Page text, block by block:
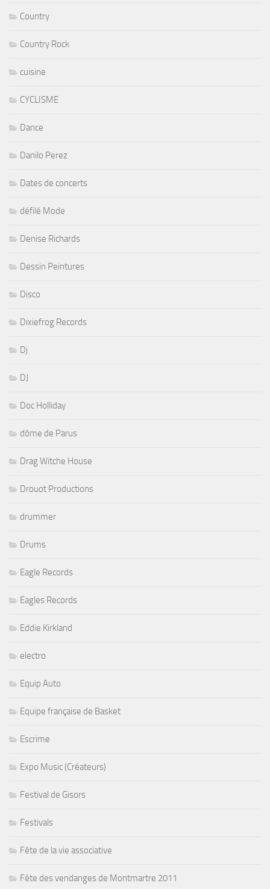
Country
Country Rock
cuisine
CYCLISME
Dance
Danilo Perez
Dates de concerts
défilé Mode
Denise Richards
Dessin Peintures
Disco
Dixiefrog Records
Dj
DJ
Doc Holliday
dôme de Parus
Drag Witche House
Drouot Productions
drummer
Drums
Eagle Records
Eagles Records
Eddie Kirkland
electro
Equip Auto
Equipe française de Basket
Escrime
Expo Music (Créateurs)
Festival de Gisors
Festivals
Fête de la vie associative
Fête des vendanges de Montmartre 2011